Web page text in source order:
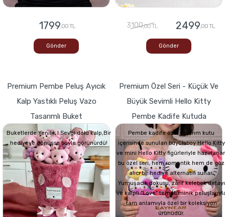
1799,00 TL
Gönder
3100,00 TL 2499,00 TL
Gönder
Premium Pembe Peluş Ayıcık
Kalp Yastıklı Peluş Vazo
Tasarımlı Buket
Buketlerde Yenilik ! Sevgi dolu kalp,Bir
hediyeye dönüşse böyle görünürdü!
Premium Özel Seri - Küçük Ve
Büyük Sevimli Hello Kitty
Pembe Kadife Kutuda
Pembe kadife özel tasarım kutu
içerisinde sunulan büyük boy Hello Kitty
ve mini Hello Kitty figürleriyle
bu özel seri, hem romantik hem de göz
alıcı bir hediye alternatifi sunar.
Yumuşacık dokusu, zarif kelebek detayı
ve kalpli “Love” temalı minik
tam anlamıyla özel bir koleksiyon
ürünüdür.